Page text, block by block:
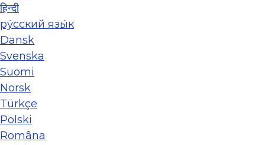
हिन्दी
ру́сский язы́к
Dansk
Svenska
Suomi
Norsk
Türkçe
Polski
Româna